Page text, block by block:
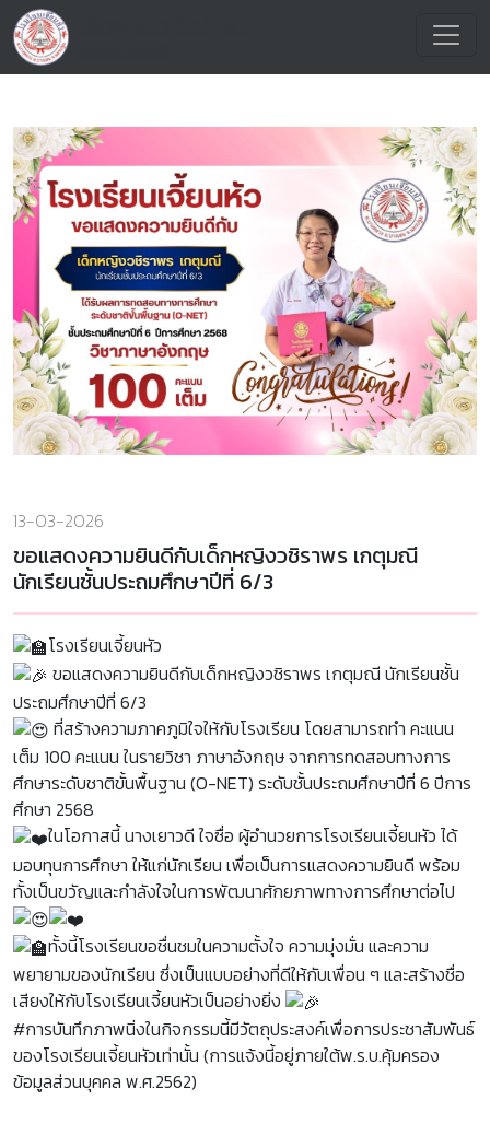
13-03-2026
ขอแสดงความยินดีกับเด็กหญิงวชิราพร เกตุมณี
นักเรียนชั้นประถมศึกษาปีที่ 6/3
โรงเรียนเจี้ยนหัว
ขอแสดงความยินดีกับเด็กหญิงวชิราพร เกตุมณี นักเรียนชั้น
ประถมศึกษาปีที่ 6/3
ที่สร้างความภาคภูมิใจให้กับโรงเรียน โดยสามารถทำ คะแนน
เต็ม 100 คะแนน ในรายวิชา ภาษาอังกฤษ จากการทดสอบทางการ
ศึกษาระดับชาติขั้นพื้นฐาน (O-NET) ระดับชั้นประถมศึกษาปีที่ 6 ปีการ
ศึกษา 2568
ในโอกาสนี้ นางเยาวดี ใจซื่อ ผู้อำนวยการโรงเรียนเจี้ยนหัว ได้
มอบทุนการศึกษา ให้แก่นักเรียน เพื่อเป็นการแสดงความยินดี พร้อม
ทั้งเป็นขวัญและกำลังใจในการพัฒนาศักยภาพทางการศึกษาต่อไป
ทั้งนี้โรงเรียนขอชื่นชมในความตั้งใจ ความมุ่งมั่น และความ
พยายามของนักเรียน ซึ่งเป็นแบบอย่างที่ดีให้กับเพื่อน ๆ และสร้างชื่อ
เสียงให้กับโรงเรียนเจี้ยนหัวเป็นอย่างยิ่ง
#การบันทึกภาพนิ่งในกิจกรรมนี้มีวัตถุประสงค์เพื่อการประชาสัมพันธ์
ของโรงเรียนเจี้ยนหัวเท่านั้น (การแจ้งนี้อยู่ภายใต้พ.ร.บ.คุ้มครอง
ข้อมูลส่วนบุคคล พ.ศ.2562)